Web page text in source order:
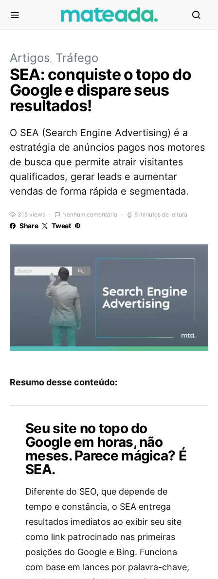
Artigos Tráfego
SEA: conquiste o topo do
Google e dispare seus
resultados!
O SEA (Search Engine Advertising) é a
estratégia de anúncios pagos nos motores
de busca que permite atrair visitantes
qualificados, gerar leads e aumentar
vendas de forma rápida e segmentada.
315 views Nenhum comentário 6 minutos de leitura
Share Tweet
Resumo desse conteúdo:
Seu site no topo do
Google em horas, não
meses. Parece mágica? É
SEA.
Diferente do SEO, que depende de
tempo e constância, o SEA entrega
resultados imediatos ao exibir seu site
como link patrocinado nas primeiras
posições do Google e Bing. Funciona
com base em lances por palavra-chave,